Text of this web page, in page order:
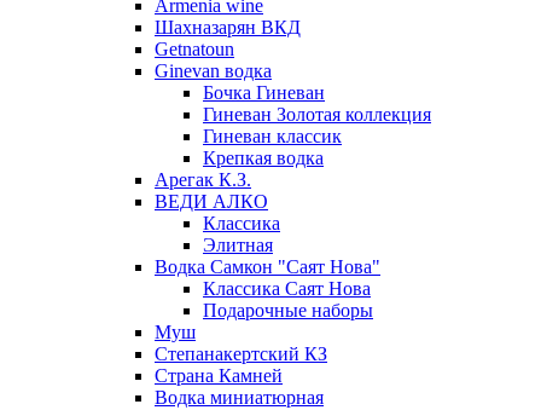
Armenia wine
Шахназарян ВКД
Getnatoun
Ginevan водка
Бочка Гиневан
Гиневан Золотая коллекция
Гиневан классик
Крепкая водка
Арегак К.З.
ВЕДИ АЛКО
Классика
Элитная
Водка Самкон "Саят Нова"
Классика Саят Нова
Подарочные наборы
Муш
Степанакертский КЗ
Страна Камней
Водка миниатюрная